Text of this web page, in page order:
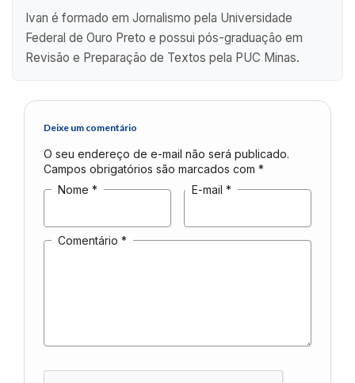
Ivan é formado em Jornalismo pela Universidade
Federal de Ouro Preto e possui pós-graduação em
Revisão e Preparação de Textos pela PUC Minas.
Deixe um comentário
O seu endereço de e-mail não será publicado.
Campos obrigatórios são marcados com *
Nome * E-mail *
Comentário *